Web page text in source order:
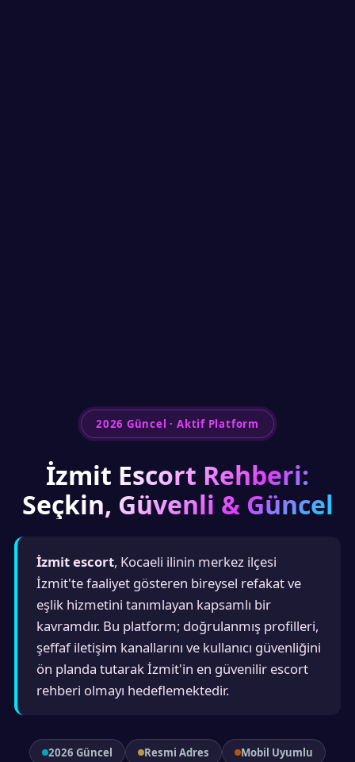
2026 Güncel · Aktif Platform
İzmit Escort Rehberi:
Seçkin, Güvenli & Güncel
İzmit escort, Kocaeli ilinin merkez ilçesi
İzmit'te faaliyet gösteren bireysel refakat ve
eşlik hizmetini tanımlayan kapsamlı bir
kavramdır. Bu platform; doğrulanmış profilleri,
şeffaf iletişim kanallarını ve kullanıcı güvenliğini
ön planda tutarak İzmit'in en güvenilir escort
rehberi olmayı hedeflemektedir.
2026 Güncel Resmi Adres
Mobil Uyumlu